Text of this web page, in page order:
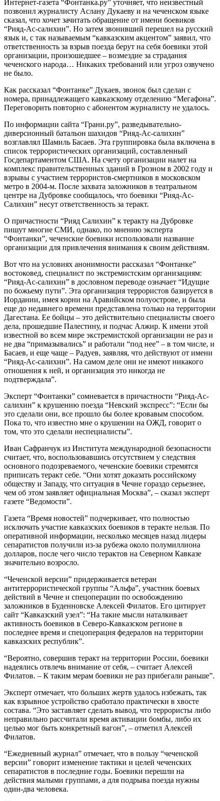
Интернет-газета “Фонтанка.ру” уточняет, что неизвестный
позвонил журналисту Аслану Дукаеву и на чеченском языке
сказал, что хочет зачитать обращение от имени боевиков
“Рияд-Ас-салихин”. Но затем звонивший перешел на русский
язык и, с так называемым “кавказским акцентом” заявил, что
ответственность за взрыв поезда берут на себя боевики этой
организации, произошедшее – возмездие за страдания
чеченского народа… Никаких требований или угроз озвучено
не было.
Как рассказал “Фонтанке” Дукаев, звонок был сделан с
номера, принадлежащего кавказскому отделению “Мегафона”.
Переговорить повторно с абонентом журналисту не удалось.
По информации сайта “Грани.ру”, разведывательно-
диверсионный батальон шахидов “Рияд-Ас-салихин”
возглавлял Шамиль Басаев. Эта группировка была включена в
список террористических организаций, составленный
Госдепартаментом США. На счету организации налет на
комплекс правительственных зданий в Грозном в 2002 году и
взрывы с участием террористов-смертников в московском
метро в 2004-м. После захвата заложников в театральном
центре на Дубровке сообщалось, что боевики “Рияд-Ас-
Салихин” несут ответственность за теракт.
О причастности “Рияд Салихин” к теракту на Дубровке
пишут многие СМИ, однако, по мнению эксперта
“Фонтанки”, чеченские боевики использовали название
организации для привлечения внимания к своим действиям.
Вот что на условиях анонимности рассказал “Фонтанке”
востоковед, специалист по экстремистским организациям:
“Рияд-Ас-салихин” в дословном переводе означает “Идущие
по божьему пути”. Эта организация террористов базируется в
Иордании, имея корни на Аравийском полуострове, и была
еще до недавнего времени представлена только на территории
Дагестана. Ее бойцы – это действительно специалисты своего
дела, прошедшие Палестину, и подчас Алжир. К имени этой
известной во всем мире экстремистской организации не раз и
не два “примазывались” и работали “под нее” – в том числе, и
Басаев, и еще чаще – Радуев, заявляя, что действуют от имени
“Рияд-Ас-салихин”. На самом деле они не имеют никакого
отношения к ней, и организация это никогда не
подтверждала”.
Эксперт “Фонтанки” сомневается в причастности “Рияд-Ас-
салихин” к крушению поезда “Невский экспресс”: “Если бы
это сделали они, все прошло бы более кровавым способом.
Пока то, что известно мне о крушении на ОЖД, говорит о
том, что это сделали неспециалисты”.
Иван Сафранчук из Института международной безопасности
считает, что, воспользовавшись отсутствием у следствия
основного подозреваемого, чеченские боевики стремятся
приписать теракт себе. “Они хотят доказать российскому
обществу и Западу, что ситуация в Чечне гораздо серьезнее,
чем об этом заявляет официальная Москва”, – сказал эксперт
газете “Ведомости”.
Газета “Время новостей” подчеркивает, что полностью
исключать участие кавказских боевиков в теракте нельзя. По
оперативной информации, несколько месяцев назад лидеры
сепаратистов получили из-за рубежа около полумиллиона
долларов, после чего число терактов на Северном Кавказе
значительно возросло.
“Чеченской версии” придерживается ветеран
антитеррористической группы “Альфа”, участник боевых
действий в Чечне и спецоперации по освобождению
заложников в Буденновске Алексей Филатов. Его цитирует
сайт “Кавказский узел”: “На такие мысли наталкивает
активность боевиков в Северо-Кавказском регионе в
последнее время и спецоперация федералов на территории
кавказских республик”.
“Вероятно, совершив теракт на территории России, боевики
надеялись отвлечь внимание от себя, – считает Алексей
Филатов. – К таким мерам боевики не раз прибегали раньше”.
Эксперт отмечает, что больших жертв удалось избежать, так
как взрывное устройство сработало практически в хвосте
состава. “Это заставляет сделать вывод, что террористы либо
неправильно рассчитали время активации бомбы, либо их
целью мог быть конкретный вагон”, – отметил Алексей
Филатов.
“Ежедневный журнал” отмечает, что в пользу “чеченской
версии” говорит изменение тактики и целей чеченских
сепаратистов в последние годы. Боевики перешли на
действия малыми группами, а для подрыва поезда нужны
один-два человека.